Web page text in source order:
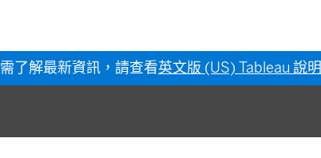
了解最新資訊，請查看英文版 (US) Tableau 說明